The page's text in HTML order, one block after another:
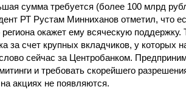
сумма требуется (более 100 млрд
РТ Рустам Минниханов отметил, что
окажет ему всяческую поддержку.
за счет крупных вкладчиков, у которых
сейчас за Центробанком.
и требовать скорейшего
акциях не появляются.